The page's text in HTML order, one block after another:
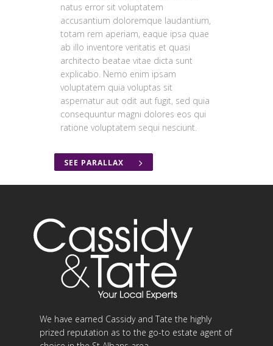
natus error sit voluptatem
accusantium doloremque laudantium,
totam rem aperiam, eaque ipsa quae
ab illo inventore veritatis et quasi
architecto beatae vitae dicta sunt
explicabo. Nemo enim ipsam
voluptatem quia voluptas sit
aspernatur aut odit aut fugit, sed quia
consequuntur magni dolores eos qui
ratione voluptatem sequi nesciunt.
SEE PARALLAX
We have earned Cassidy and Tate the highly
prized reputation as to the go-to estate agent of